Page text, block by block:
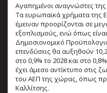
Αγαπημένοι αναγνώστες
Τα ευρωπαϊκά χρήματα της
έμειναν προορίζονται σε
εξοπλισμούς, ενώ όπως
Δημοσιονομικό
επενδύσεις θα αυξηθούν
στο 0,9% το 2028 και στο
έχει άμεσο αντίκτυπο στις
του ΑΕΠ της χώρας, όπως
Καλλίτσης.